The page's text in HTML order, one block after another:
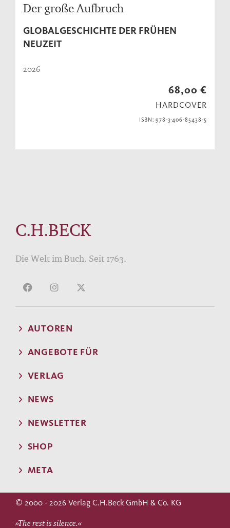
Der große Aufbruch
GLOBALGESCHICHTE DER FRÜHEN
NEUZEIT
2026
68,00 €
HARDCOVER
ISBN: 978-3-406-85438-5
C.H.BECK
Die Welt im Buch. Seit 1763.
AUTOREN
ANGEBOTE FÜR
VERLAG
NEWS
NEWSLETTER
SHOP
META
© 2000 - 2026 Verlag C.H.Beck GmbH & Co. KG
»The rest is silence.«